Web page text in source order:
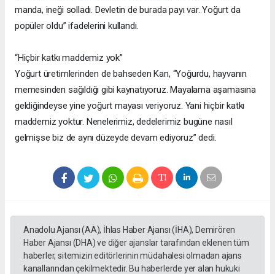
manda, ineği solladı. Devletin de burada payı var. Yoğurt da
popüler oldu” ifadelerini kullandı.
“Hiçbir katkı maddemiz yok”
Yoğurt üretimlerinden de bahseden Kan, “Yoğurdu, hayvanın
memesinden sağıldığı gibi kaynatıyoruz. Mayalama aşamasına
geldiğindeyse yine yoğurt mayası veriyoruz. Yani hiçbir katkı
maddemiz yoktur. Nenelerimiz, dedelerimiz bugüne nasıl
gelmişse biz de aynı düzeyde devam ediyoruz” dedi.
Anadolu Ajansı (AA), İhlas Haber Ajansı (İHA), Demirören
Haber Ajansı (DHA) ve diğer ajanslar tarafından eklenen tüm
haberler, sitemizin editörlerinin müdahalesi olmadan ajans
kanallarından çekilmektedir. Bu haberlerde yer alan hukuki